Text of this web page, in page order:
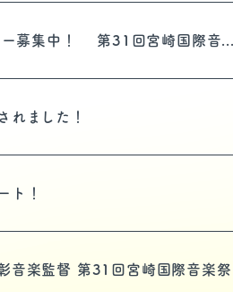
募集中！ 第31回宮崎国際音...
れました！
ト！
音楽監督 第31回宮崎国際音楽祭